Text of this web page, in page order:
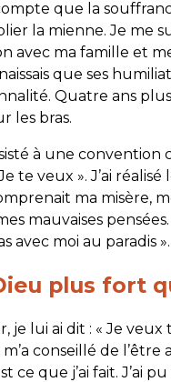
que la
la mienne. Je me
ma famille et
que ses
Quatre ans
les bras.
à une convention
te veux ». J’ai
ma misère,
mauvaises
avec moi au paradis ».
plus fort
je lui ai dit : « Je veux
m’a conseillé de
ce que j’ai fait. J’ai